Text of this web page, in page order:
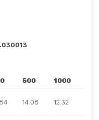
500 1000
14.08 12.32